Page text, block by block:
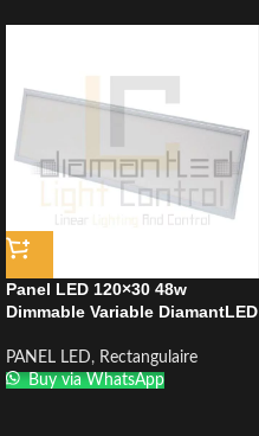
Panel LED 120×30 48w
Dimmable Variable DiamantLED
PANEL LED, Rectangulaire
Buy via WhatsApp